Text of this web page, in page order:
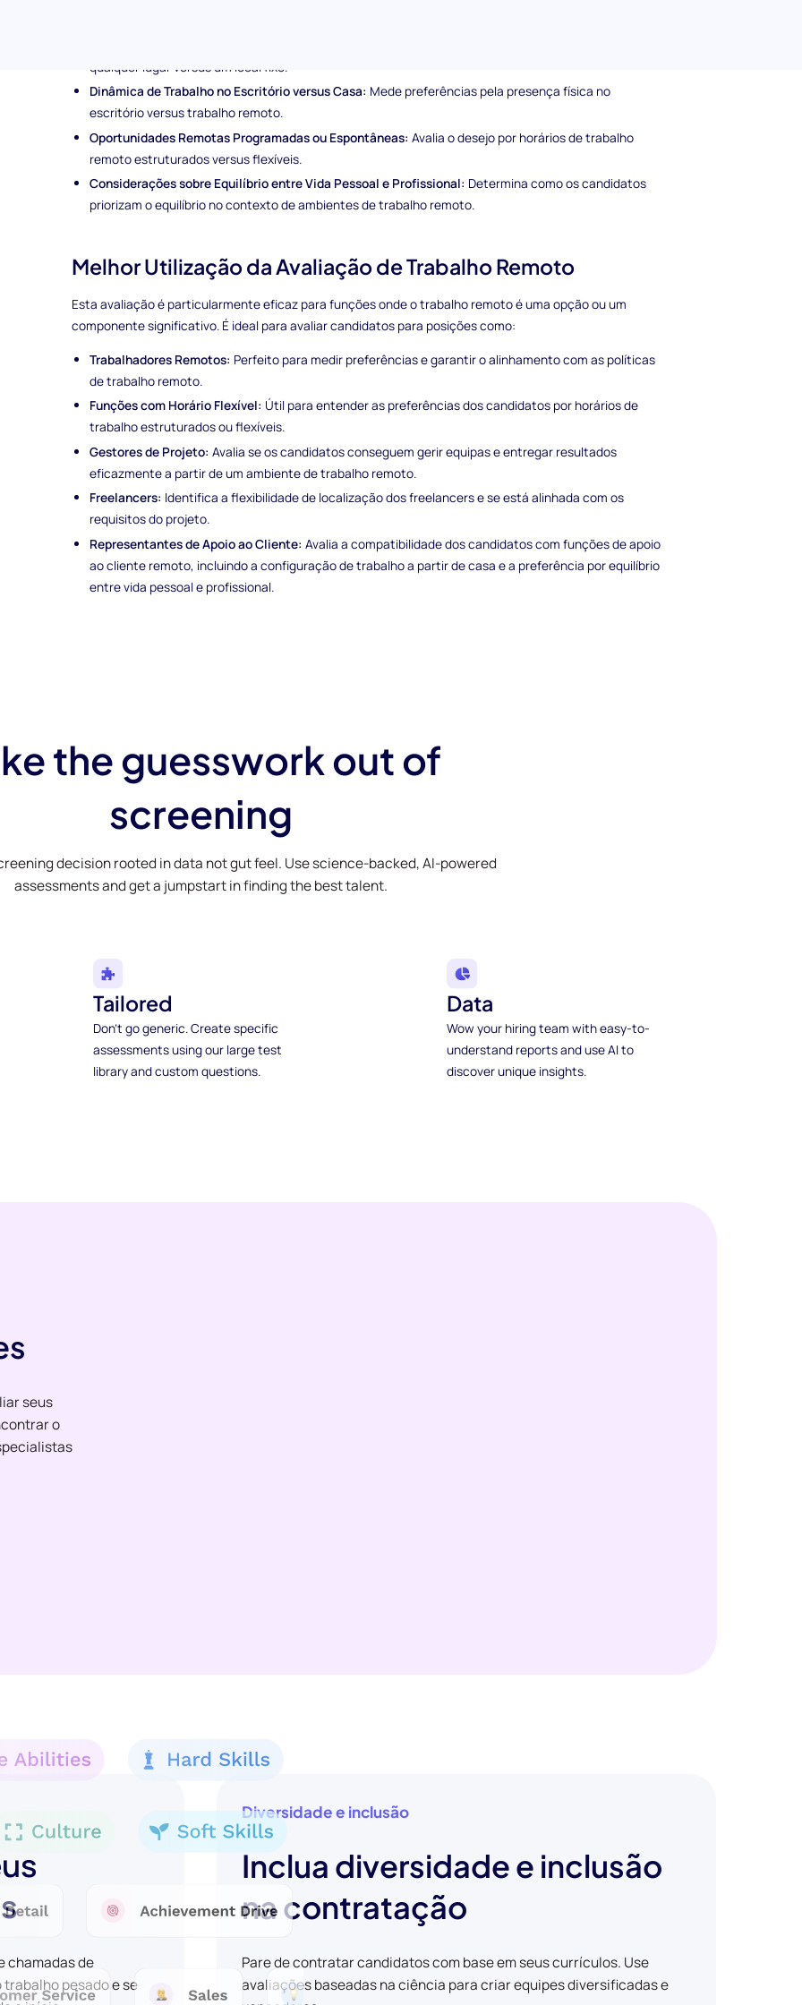
qualquer lugar versus um local fixo.
Dinâmica de Trabalho no Escritório versus Casa: Mede preferências pela presença física no
escritório versus trabalho remoto.
Oportunidades Remotas Programadas ou Espontâneas: Avalia o desejo por horários de trabalho
remoto estruturados versus flexíveis.
Considerações sobre Equilíbrio entre Vida Pessoal e Profissional: Determina como os candidatos
priorizam o equilíbrio no contexto de ambientes de trabalho remoto.
Melhor Utilização da Avaliação de Trabalho Remoto
Esta avaliação é particularmente eficaz para funções onde o trabalho remoto é uma opção ou um
componente significativo. É ideal para avaliar candidatos para posições como:
Trabalhadores Remotos: Perfeito para medir preferências e garantir o alinhamento com as políticas
de trabalho remoto.
Funções com Horário Flexível: Útil para entender as preferências dos candidatos por horários de
trabalho estruturados ou flexíveis.
Gestores de Projeto: Avalia se os candidatos conseguem gerir equipas e entregar resultados
eficazmente a partir de um ambiente de trabalho remoto.
Freelancers: Identifica a flexibilidade de localização dos freelancers e se está alinhada com os
requisitos do projeto.
Representantes de Apoio ao Cliente: Avalia a compatibilidade dos candidatos com funções de apoio
ao cliente remoto, incluindo a configuração de trabalho a partir de casa e a preferência por equilíbrio
entre vida pessoal e profissional.
the guesswork out of
screening
decision rooted in data not gut feel. Use science-backed, AI-powered
assessments and get a jumpstart in finding the best talent.
Tailored
Don't go generic. Create specific
assessments using our large test
library and custom questions.
Data
Wow your hiring team with easy-to-
understand reports and use AI to
discover unique insights.
seus
o
chamadas de
pesado e se
Diversidade e inclusão
Inclua diversidade e inclusão
na contratação
Pare de contratar candidatos com base em seus currículos. Use
avaliações baseadas na ciência para criar equipes diversificadas e